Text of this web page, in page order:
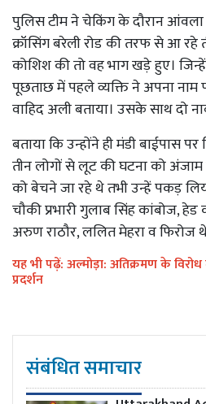
पुलिस टीम ने चेकिंग के दौरान आंवला
क्रॉसिंग बरेली रोड की तरफ से आ रहे
कोशिश की तो वह भाग खड़े हुए।
पूछताछ में पहले व्यक्ति ने अपना नाम
वाहिद अली बताया। उसके साथ दो
बताया कि उन्होंने ही मंडी बाईपास
तीन लोगों से लूट की घटना को अंजाम
को बेचने जा रहे थे तभी उन्हें पकड़
चौकी प्रभारी गुलाब सिंह कांबोज,
अरुण राठौर, ललित मेहरा व फिरोज
यह भी पढ़ें: अल्मोड़ा: अतिक्रमण के विरोध
प्रदर्शन
संबंधित समाचार